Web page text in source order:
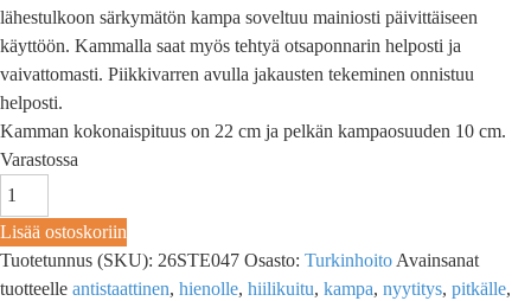
lähestulkoon särkymätön kampa soveltuu mainiosti päivittäiseen
käyttöön. Kammalla saat myös tehtyä otsaponnarin helposti ja
vaivattomasti. Piikkivarren avulla jakausten tekeminen onnistuu
helposti.
Kamman kokonaispituus on 22 cm ja pelkän kampaosuuden 10 cm.
Varastossa
Lisää ostoskoriin
Tuotetunnus (SKU): 26STE047 Osasto: Turkinhoito Avainsanat
tuotteelle antistaattinen, hienolle, hiilikuitu, kampa, nyytitys, pitkälle,